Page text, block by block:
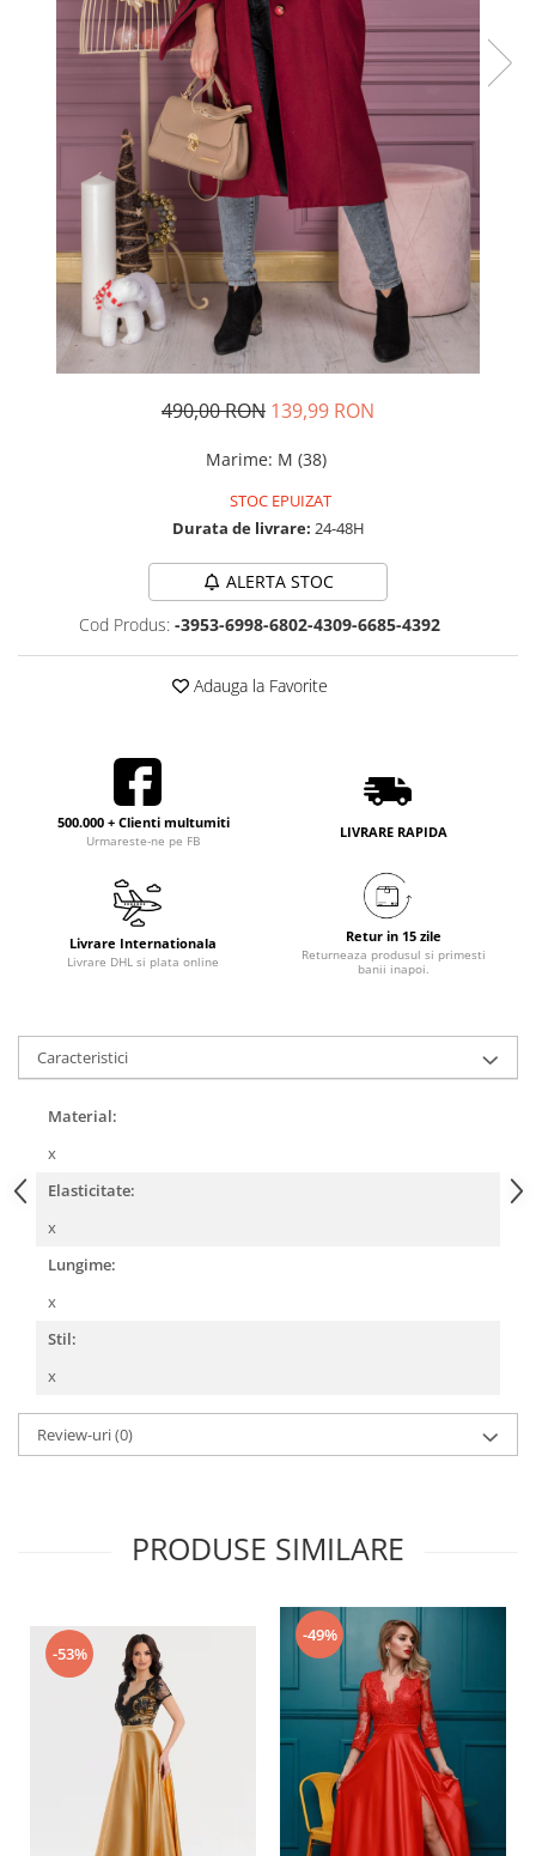
Rochii din dantela
Rochii din tafta
Rochii din tul
Rochii din catifea
Rochii din Barbie/Bistrech
Rochii din saten
Rochii voal
Rochii cu imprimeu
490,00 RON 139,99 RON
Marime: M (38)
STOC EPUIZAT
Durata de livrare: 24-48H
ALERTA STOC
Cod Produs: -3953-6998-6802-4309-6685-4392
Adauga la Favorite
500.000 + Clienti multumiti
Urmareste-ne pe FB
LIVRARE RAPIDA
Livrare Internationala
Livrare DHL si plata online
Retur in 15 zile
Returneaza produsul si primesti
banii inapoi.
Caracteristici
Material:
x
Elasticitate:
x
Lungime:
x
Stil:
x
Review-uri(0)
PRODUSE SIMILARE
-53%
-49%